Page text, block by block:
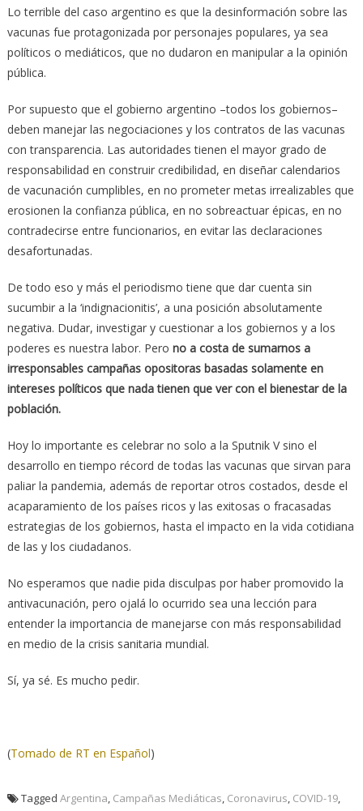
Lo terrible del caso argentino es que la desinformación sobre las
vacunas fue protagonizada por personajes populares, ya sea
políticos o mediáticos, que no dudaron en manipular a la opinión
pública.
Por supuesto que el gobierno argentino –todos los gobiernos–
deben manejar las negociaciones y los contratos de las vacunas
con transparencia. Las autoridades tienen el mayor grado de
responsabilidad en construir credibilidad, en diseñar calendarios
de vacunación cumplibles, en no prometer metas irrealizables que
erosionen la confianza pública, en no sobreactuar épicas, en no
contradecirse entre funcionarios, en evitar las declaraciones
desafortunadas.
De todo eso y más el periodismo tiene que dar cuenta sin
sucumbir a la ‘indignacionitis’, a una posición absolutamente
negativa. Dudar, investigar y cuestionar a los gobiernos y a los
poderes es nuestra labor. Pero no a costa de sumarnos a
irresponsables campañas opositoras basadas solamente en
intereses políticos que nada tienen que ver con el bienestar de la
población.
Hoy lo importante es celebrar no solo a la Sputnik V sino el
desarrollo en tiempo récord de todas las vacunas que sirvan para
paliar la pandemia, además de reportar otros costados, desde el
acaparamiento de los países ricos y las exitosas o fracasadas
estrategias de los gobiernos, hasta el impacto en la vida cotidiana
de las y los ciudadanos.
No esperamos que nadie pida disculpas por haber promovido la
antivacunación, pero ojalá lo ocurrido sea una lección para
entender la importancia de manejarse con más responsabilidad
en medio de la crisis sanitaria mundial.
Sí, ya sé. Es mucho pedir.
(Tomado de RT en Español)
Tagged Argentina Campañas Mediáticas Coronavirus COVID-19,